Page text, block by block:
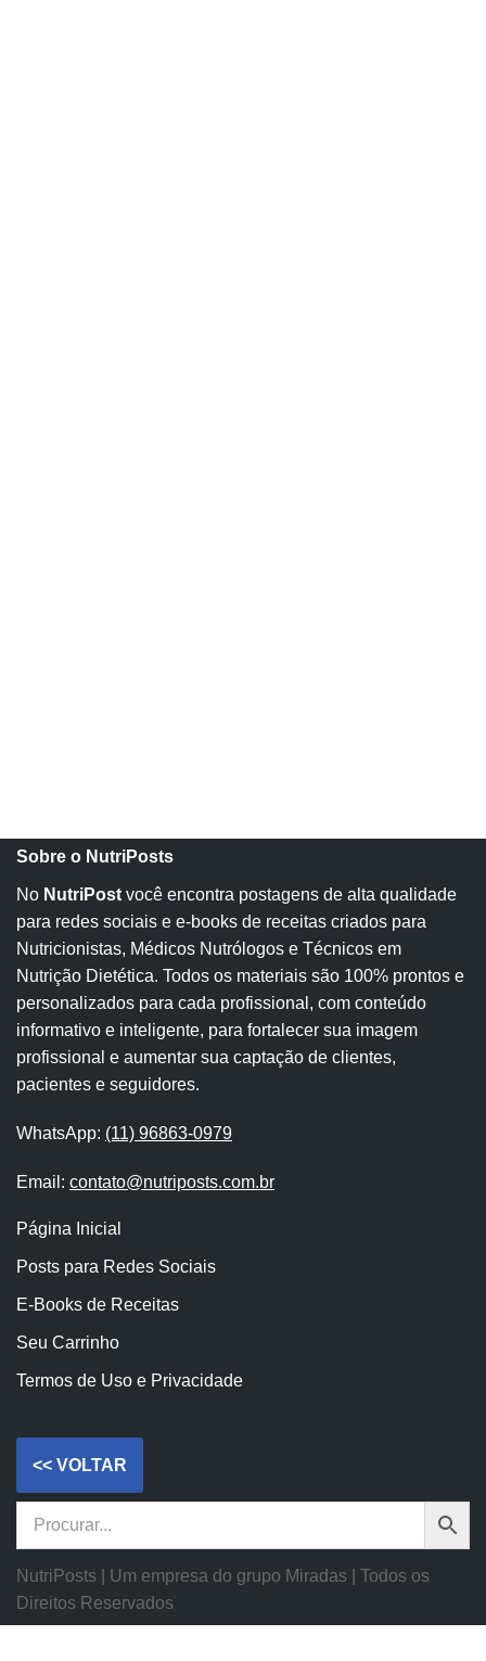
Sobre o NutriPosts
No NutriPost você encontra postagens de alta qualidade
para redes sociais e e-books de receitas criados para
Nutricionistas, Médicos Nutrólogos e Técnicos em
Nutrição Dietética. Todos os materiais são 100% prontos e
personalizados para cada profissional, com conteúdo
informativo e inteligente, para fortalecer sua imagem
profissional e aumentar sua captação de clientes,
pacientes e seguidores.
WhatsApp: (11) 96863-0979
Email: contato@nutriposts.com.br
Página Inicial
Posts para Redes Sociais
E-Books de Receitas
Seu Carrinho
Termos de Uso e Privacidade
NutriPosts | Um empresa do grupo Miradas | Todos os
Direitos Reservados